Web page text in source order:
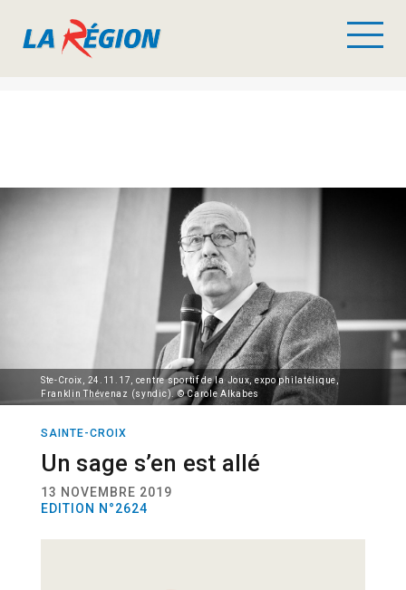
Ste-Croix, 24.11.17, centre sportif de la Joux, expo philatélique,
Franklin Thévenaz (syndic). © Carole Alkabes
SAINTE-CROIX
Un sage s’en est allé
13 NOVEMBRE 2019
EDITION N°2624